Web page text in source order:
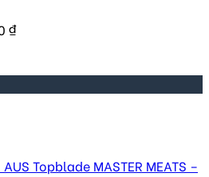
₫
Topblade MASTER MEATS –